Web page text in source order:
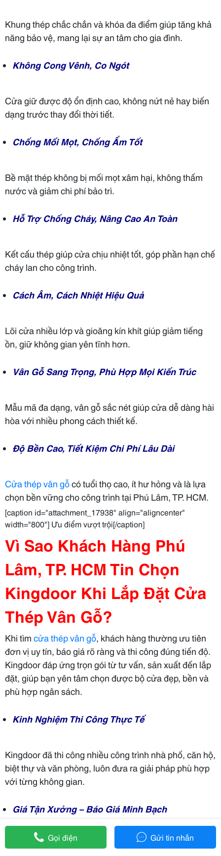
Khung thép chắc chắn và khóa đa điểm giúp tăng khả
năng bảo vệ, mang lại sự an tâm cho gia đình.
Không Cong Vênh, Co Ngót
Cửa giữ được độ ổn định cao, không nứt nẻ hay biến
dạng trước thay đổi thời tiết.
Chống Mối Mọt, Chống Ẩm Tốt
Bề mặt thép không bị mối mọt xâm hại, không thấm
nước và giảm chi phí bảo trì.
Hỗ Trợ Chống Cháy, Nâng Cao An Toàn
Kết cấu thép giúp cửa chịu nhiệt tốt, góp phần hạn chế
cháy lan cho công trình.
Cách Âm, Cách Nhiệt Hiệu Quả
Lõi cửa nhiều lớp và gioăng kín khít giúp giảm tiếng
ồn, giữ không gian yên tĩnh hơn.
Vân Gỗ Sang Trọng, Phù Hợp Mọi Kiến Trúc
Mẫu mã đa dạng, vân gỗ sắc nét giúp cửa dễ dàng hài
hòa với nhiều phong cách thiết kế.
Độ Bền Cao, Tiết Kiệm Chi Phí Lâu Dài
Cửa thép vân gỗcó tuổi thọ cao, ít hư hỏng và là lựa
chọn bền vững cho công trình tại Phú Lâm, TP. HCM.
[caption id="attachment_17938" align="aligncenter"
width="800"] Ưu điểm vượt trội[/caption]
Vì Sao Khách Hàng Phú
Lâm, TP. HCM Tin Chọn
Kingdoor Khi Lắp Đặt Cửa
Thép Vân Gỗ?
Khi tìmcửa thép vân gỗ, khách hàng thường ưu tiên
đơn vị uy tín, báo giá rõ ràng và thi công đúng tiến độ.
Kingdoor đáp ứng trọn gói từ tư vấn, sản xuất đến lắp
đặt, giúp bạn yên tâm chọn được bộ cửa đẹp, bền và
phù hợp ngân sách.
Kinh Nghiệm Thi Công Thực Tế
Kingdoor đã thi công nhiều công trình nhà phố, căn hộ,
biệt thự và văn phòng, luôn đưa ra giải pháp phù hợp
với từng không gian.
Giá Tận Xưởng – Báo Giá Minh Bạch
Là đơn vị trực tiếp cung cấp và lắp đặt, Kingdoor mang
Gọi điện Gửi tin nhắn